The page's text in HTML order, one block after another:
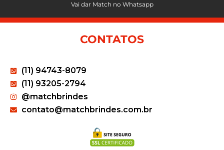
Vai dar Match no Whatsapp
CONTATOS
(11) 94743-8079
(11) 93205-2794
@matchbrindes
contato@matchbrindes.com.br